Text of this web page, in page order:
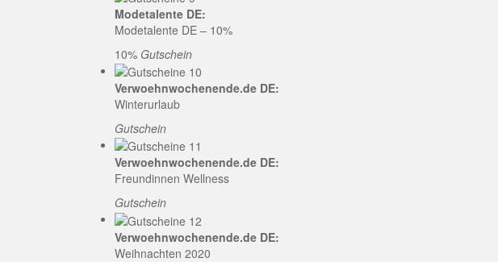
Modetalente DE:
Modetalente DE – 10%
10% Gutschein
Verwoehnwochenende.de DE:
Winterurlaub
Gutschein
Verwoehnwochenende.de DE:
Freundinnen Wellness
Gutschein
Verwoehnwochenende.de DE:
Weihnachten 2020